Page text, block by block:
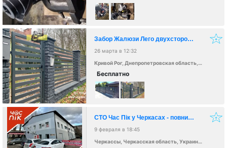
Забор Жалюзи Лего двухсторонний стандарт
26 марта в 12:32
Кривой Рог, Днепропетровская область, Украина, 50000
Бесплатно
СТО Час Пік у Черкасах - повний спектр послуг
9 февраля в 18:45
Черкассы, Черкасская область, Украина, 18000